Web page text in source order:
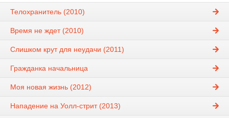
Телохранитель (2010)
Время не ждет (2010)
Слишком крут для неудачи (2011)
Гражданка начальница
Моя новая жизнь (2012)
Нападение на Уолл-стрит (2013)